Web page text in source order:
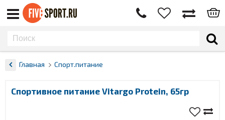
Главная Спорт.питание
Спортивное питание Vitargo Protein, 65гр